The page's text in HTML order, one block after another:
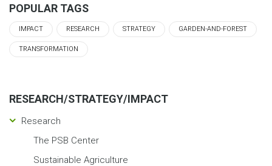
POPULAR TAGS
IMPACT RESEARCH STRATEGY GARDEN-AND-FOREST
TRANSFORMATION
RESEARCH/STRATEGY/IMPACT
Research
The PSB Center
Sustainable Agriculture